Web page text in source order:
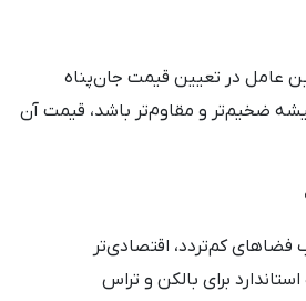
عامل در تعیین قیمت جان‌پناه
ضخیم‌تر و مقاوم‌تر باشد، قیمت آن